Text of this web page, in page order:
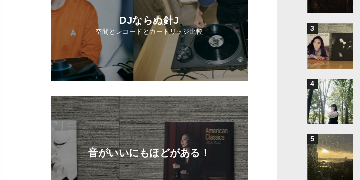
DJならぬ針J
空間とレコードとカートリッジ比較
音がいいにもほどがある！
3
4
5